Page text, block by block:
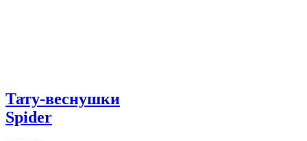
Тату-веснушки
Spider